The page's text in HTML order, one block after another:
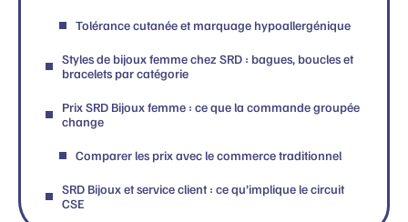
Tolérance cutanée et marquage hypoallergénique
Styles de bijoux femme chez SRD : bagues, boucles et
bracelets par catégorie
Prix SRD Bijoux femme : ce que la commande groupée
change
Comparer les prix avec le commerce traditionnel
SRD Bijoux et service client : ce qu’implique le circuit
CSE